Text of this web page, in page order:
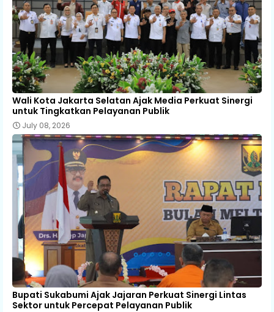
Wali Kota Jakarta Selatan Ajak Media Perkuat Sinergi
untuk Tingkatkan Pelayanan Publik
July 08, 2026
Bupati Sukabumi Ajak Jajaran Perkuat Sinergi Lintas
Sektor untuk Percepat Pelayanan Publik